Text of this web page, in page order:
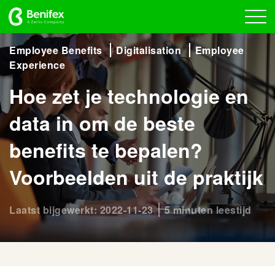
Employee Benefits Digitalisation
Employee
Experience
Hoe zet je technologie en
data in om de beste
benefits te bepalen?
Voorbeelden uit de praktijk
Laatst bijgewerkt: 2022-11-23 5 minuten leestijd